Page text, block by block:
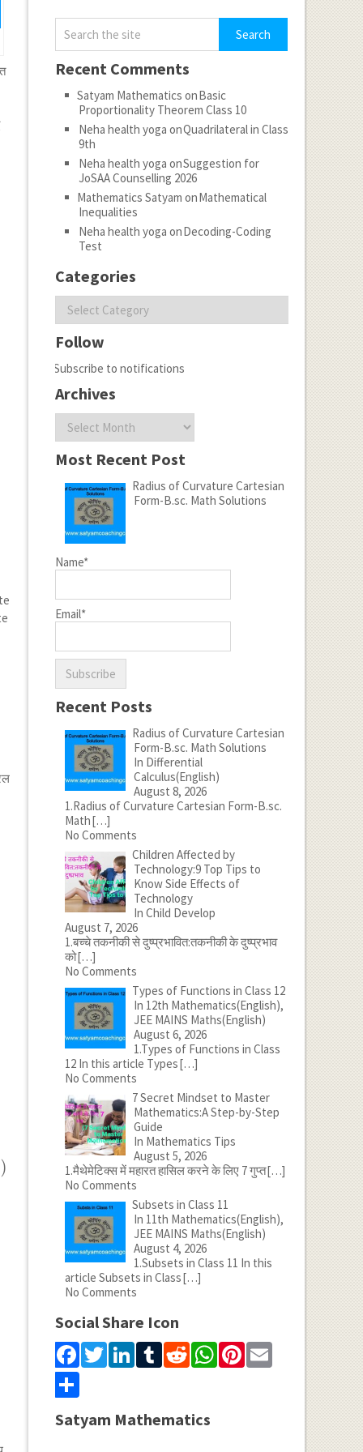
)
Recent Comments
Satyam Mathematics onBasic
Proportionality Theorem Class 10
Neha health yoga onQuadrilateral in Class
9th
Neha health yoga onSuggestion for
JoSAA Counselling 2026
Mathematics Satyam onMathematical
Inequalities
Neha health yoga onDecoding-Coding
Test
Categories
Categories
Follow
Subscribe to notifications
Archives
Archives
Most Recent Post
Radius of Curvature Cartesian
Form-B.sc. Math Solutions
Name*
Email*
Recent Posts
Radius of Curvature Cartesian
Form-B.sc. Math Solutions
In Differential
Calculus(English)
August 8, 2026
1.Radius of Curvature Cartesian Form-B.sc.
Math[…]
No Comments
Children Affected by
Technology:9 Top Tips to
Know Side Effects of
Technology
In Child Develop
August 7, 2026
1.बच्चे तकनीकी से दुष्प्रभावित:तकनीकी के दुष्प्रभाव
को[…]
No Comments
Types of Functions in Class 12
In 12th Mathematics(English),
JEE MAINS Maths(English)
August 6, 2026
1.Types of Functions in Class
12 In this article Types[…]
No Comments
7 Secret Mindset to Master
Mathematics:A Step-by-Step
Guide
In Mathematics Tips
August 5, 2026
1.मैथेमेटिक्स में महारत हासिल करने के लिए 7 गुप्त[…]
No Comments
Subsets in Class 11
In 11th Mathematics(English),
JEE MAINS Maths(English)
August 4, 2026
1.Subsets in Class 11 In this
article Subsets in Class[…]
No Comments
Social Share Icon
Facebook
Twitter
LinkedIn
Tumblr
Reddit
WhatsApp
Pinterest
Email
Share
Satyam Mathematics